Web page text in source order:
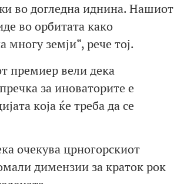
во догледна иднина. Нашиот
во орбитата како
многу земји“, рече тој.
премиер вели дека
за иноваторите е
која ќе треба да се
очекува црногорскиот
димензии за краток рок